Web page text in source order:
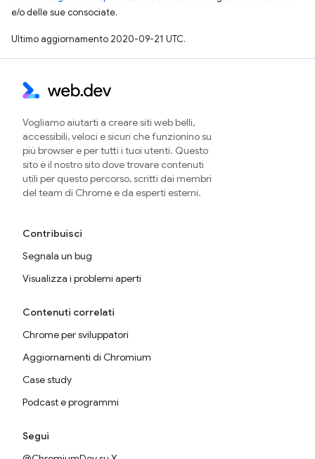
e/o delle sue consociate.
Ultimo aggiornamento 2020-09-21 UTC.
Vogliamo aiutarti a creare siti web belli,
accessibili, veloci e sicuri che funzionino su
più browser e per tutti i tuoi utenti. Questo
sito è il nostro sito dove trovare contenuti
utili per questo percorso, scritti dai membri
del team di Chrome e da esperti esterni.
Contribuisci
Segnala un bug
Visualizza i problemi aperti
Contenuti correlati
Chrome per sviluppatori
Aggiornamenti di Chromium
Case study
Podcast e programmi
Segui